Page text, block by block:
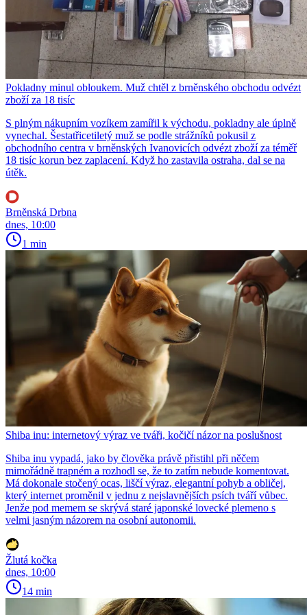
Pokladny minul obloukem. Muž chtěl z brněnského obchodu odvézt
zboží za 18 tisíc
S plným nákupním vozíkem zamířil k východu, pokladny ale úplně
vynechal. Šestatřicetiletý muž se podle strážníků pokusil z
obchodního centra v brněnských Ivanovicích odvézt zboží za téměř
18 tisíc korun bez zaplacení. Když ho zastavila ostraha, dal se na
útěk.
Brněnská Drbna
dnes, 10:00
1 min
Shiba inu: internetový výraz ve tváři, kočičí názor na poslušnost
Shiba inu vypadá, jako by člověka právě přistihl při něčem
mimořádně trapném a rozhodl se, že to zatím nebude komentovat.
Má dokonale stočený ocas, liščí výraz, elegantní pohyb a obličej,
který internet proměnil v jednu z nejslavnějších psích tváří vůbec.
Jenže pod memem se skrývá staré japonské lovecké plemeno s
velmi jasným názorem na osobní autonomii.
Žlutá kočka
dnes, 10:00
14 min